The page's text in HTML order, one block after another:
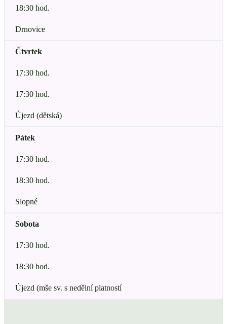
18:30 hod.
Drnovice
Čtvrtek
17:30 hod.
17:30 hod.
Újezd (dětská)
Pátek
17:30 hod.
18:30 hod.
Slopné
Sobota
17:30 hod.
18:30 hod.
Újezd (mše sv. s nedělní platností